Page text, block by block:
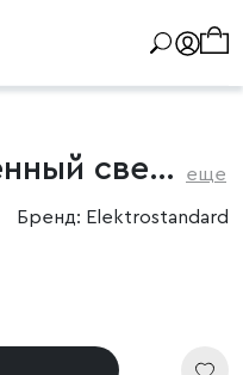
Уличный настенный светильник с регулируемыми лучами BLADE 3000K белый еще
Бренд: Elektrostandard